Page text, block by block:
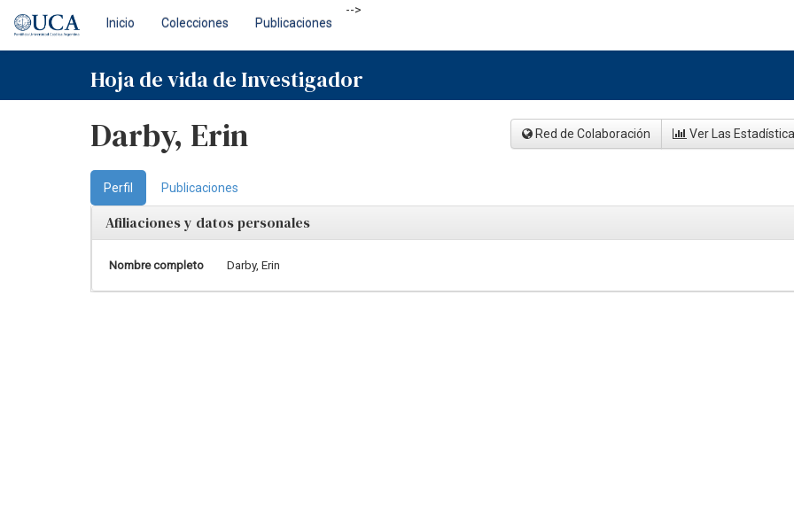
navigation
Inicio Colecciones Publicaciones
-->
Hoja de vida de Investigador
Darby, Erin Red de Colaboración Ver Las
Perfil Publicaciones
Afiliaciones y datos personales
Nombre completo Darby, Erin